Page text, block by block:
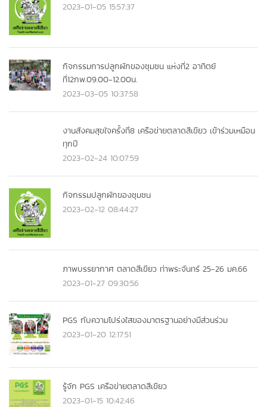
2023-01-05 15:57:37
กิจกรรมการปลูกผักของชุมชน แห่งที่2 อาทิตย์
ที่12กพ.09.00-12.00น.
2023-03-05 10:37:58
งานสังคมสุขใจครั้งที่8 เครือข่ายตลาดสีเขียว เข้าร่วมเหมือน
ทุกปี
2023-02-24 10:07:59
กิจกรรมปลูกผักของชุมชน
2023-02-12 08:44:27
ภาพบรรยากาศ ตลาดสีเขียว ท่าพระจันทร์ 25-26 มค.66
2023-01-27 09:30:56
PGS กับความโปร่งใสของมาตรฐานอย่างมีส่วนร่วม
2023-01-20 12:17:51
รู้จัก PGS เครือข่ายตลาดสีเขียว
2023-01-15 10:42:46